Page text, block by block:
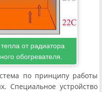
от радиатора
обогревателя.
по принципу работы
Специальное устройство